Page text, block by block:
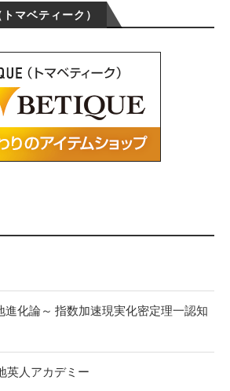
化論～ 指数加速現実化密定理一認知
英人アカデミー
マベティーク）